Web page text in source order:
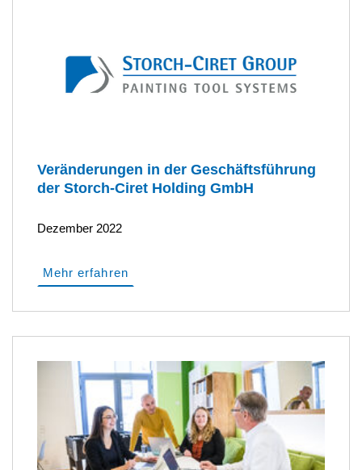
Veränderungen in der Geschäftsführung
der Storch-Ciret Holding GmbH
Dezember 2022
Mehr erfahren